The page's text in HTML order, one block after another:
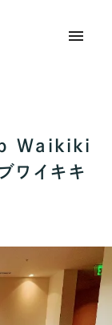
menu
Waikiki
ワイキキ